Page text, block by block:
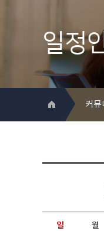
대학일
일정
커뮤
취업
창업
현장
일 월